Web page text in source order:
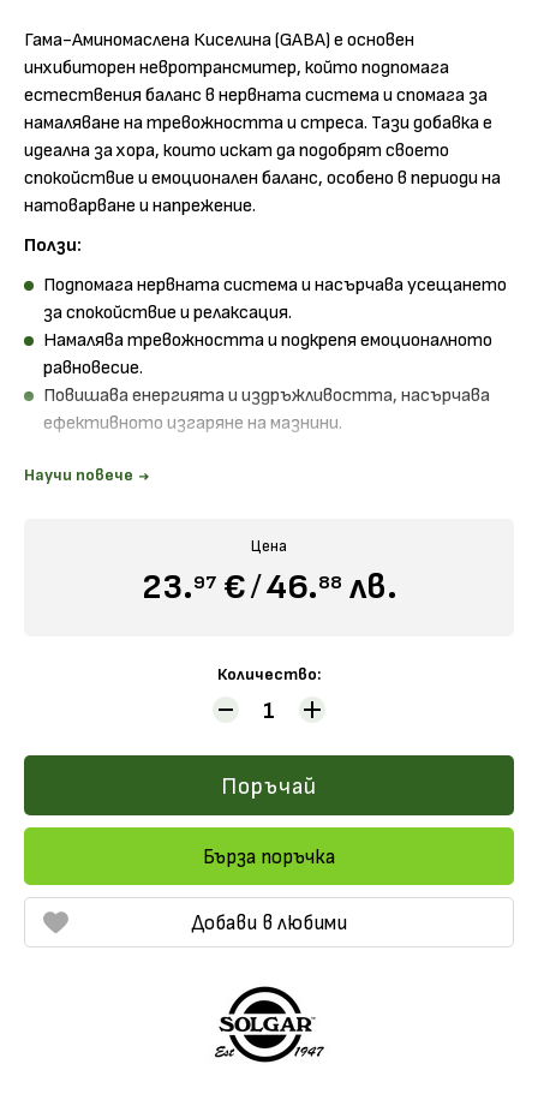
Гама-Аминомаслена Киселина (GABA) е основен
инхибиторен невротрансмитер, който подпомага
естествения баланс в нервната система и спомага за
намаляване на тревожността и стреса. Тази добавка е
идеална за хора, които искат да подобрят своето
спокойствие и емоционален баланс, особено в периоди на
натоварване и напрежение.
Ползи:
Подпомага нервната система и насърчава усещането
за спокойствие и релаксация.
Намалява тревожността и подкрепя емоционалното
равновесие.
Повишава енергията и издръжливостта, насърчава
ефективното изгаряне на мазнини.
Начин на употреба:
между храненията с вода или сок.
GABA (гама-аминомаслена киселина) - 500мг
Научи повече
Цена
23.97 €/46.88 лв.
Количество:
Поръчай
Бърза поръчка
Добави в любими